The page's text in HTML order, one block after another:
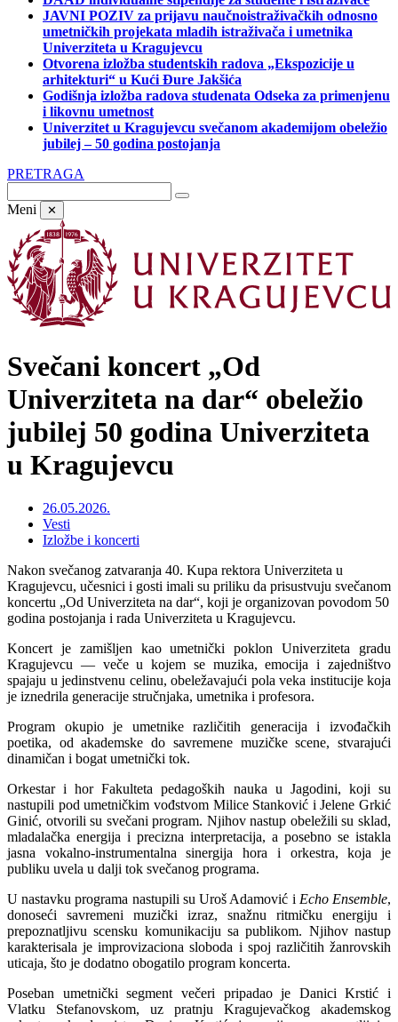
JAVNI POZIV za prijavu naučnoistraživačkih odnosno
umetničkih projekata mladih istraživača i umetnika
Univerziteta u Kragujevcu
Otvorena izložba studentskih radova „Ekspozicije u
arhitekturi“ u Kući Đure Jakšića
Godišnja izložba radova studenata Odseka za primenjenu
i likovnu umetnost
Univerzitet u Kragujevcu svečanom akademijom obeležio
jubilej – 50 godina postojanja
PRETRAGA
Meni ✕
Svečani koncert „Od
Univerziteta na dar“ obeležio
jubilej 50 godina Univerziteta
u Kragujevcu
26.05.2026.
Vesti
Izložbe i koncerti
Nakon svečanog zatvaranja 40. Kupa rektora Univerziteta u
Kragujevcu, učesnici i gosti imali su priliku da prisustvuju svečanom
koncertu „Od Univerziteta na dar“, koji je organizovan povodom 50
godina postojanja i rada Univerziteta u Kragujevcu.
Koncert je zamišljen kao umetnički poklon Univerziteta gradu
Kragujevcu — veče u kojem se muzika, emocija i zajedništvo
spajaju u jedinstvenu celinu, obeležavajući pola veka institucije koja
je iznedrila generacije stručnjaka, umetnika i profesora.
Program okupio je umetnike različitih generacija i izvođačkih
poetika, od akademske do savremene muzičke scene, stvarajući
dinamičan i bogat umetnički tok.
Orkestar i hor Fakulteta pedagoških nauka u Jagodini, koji su
nastupili pod umetničkim vođstvom Milice Stanković i Jelene Grkić
Ginić, otvorili su svečani program. Njihov nastup obeležili su sklad,
mladalačka energija i precizna interpretacija, a posebno se istakla
jasna vokalno-instrumentalna sinergija hora i orkestra, koja je
publiku uvela u dalji tok svečanog programa.
U nastavku programa nastupili su Uroš Adamović i Echo Ensemble,
donoseći savremeni muzički izraz, snažnu ritmičku energiju i
prepoznatljivu scensku komunikaciju sa publikom. Njihov nastup
karakterisala je improvizaciona sloboda i spoj različitih žanrovskih
uticaja, što je dodatno obogatilo program koncerta.
Poseban umetnički segment večeri pripadao je Danici Krstić i
Vlatku Stefanovskom, uz pratnju Kragujevačkog akademskog